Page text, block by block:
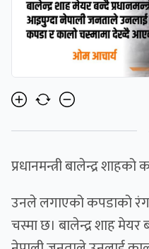
प्रधानमन्त्री बालेन्द्र
उनले लगाएको कपडाको रंग
चस्मा छ। बालेन्द्र शाह मेयर